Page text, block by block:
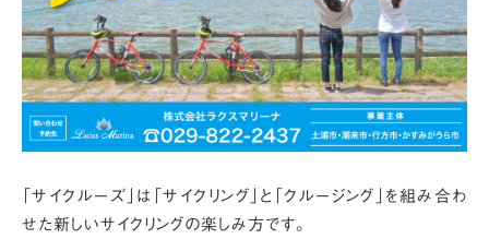
「サイクルーズ」は「サイクリング」と「クルージング」を組み合わ
せた新しいサイクリングの楽しみ方です。